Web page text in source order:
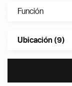
Función
Ubicación (9)